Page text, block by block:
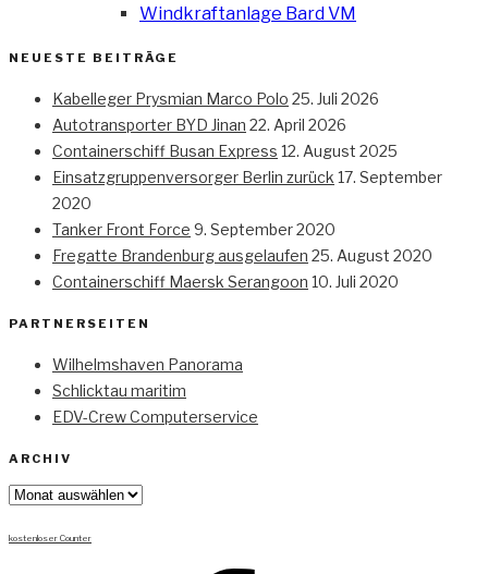
Windkraftanlage Bard VM
NEUESTE BEITRÄGE
Kabelleger Prysmian Marco Polo 25. Juli 2026
Autotransporter BYD Jinan 22. April 2026
Containerschiff Busan Express 12. August 2025
Einsatzgruppenversorger Berlin zurück 17. September
2020
Tanker Front Force 9. September 2020
Fregatte Brandenburg ausgelaufen 25. August 2020
Containerschiff Maersk Serangoon 10. Juli 2020
PARTNERSEITEN
Wilhelmshaven Panorama
Schlicktau maritim
EDV-Crew Computerservice
ARCHIV
Archiv
kostenloser Counter